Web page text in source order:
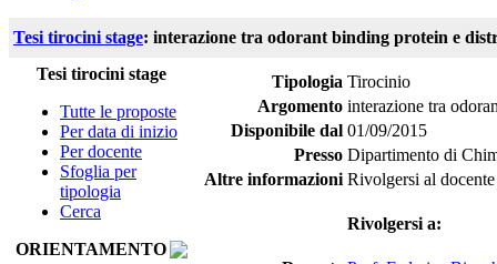
Tesi tirocini stage: interazione tra odorant binding protein e
Tesi tirocini stage
Tutte le proposte
Per data di inizio
Per docente
Sfoglia per
tipologia
Cerca
ORIENTAMENTO
Tipologia Tirocinio
Argomento interazione tra
Disponibile dal 01/09/2015
Presso Dipartimento di
Altre informazioni Rivolgersi al docente
Rivolgersi a: